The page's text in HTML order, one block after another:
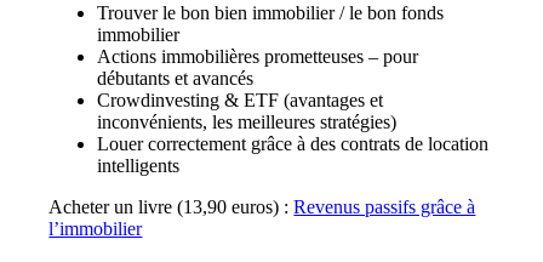
Trouver le bon bien immobilier / le bon fonds
immobilier
Actions immobilières prometteuses – pour
débutants et avancés
Crowdinvesting & ETF (avantages et
inconvénients, les meilleures stratégies)
Louer correctement grâce à des contrats de location
intelligents
Acheter un livre (13,90 euros) :Revenus passifs grâce à
l’immobilier